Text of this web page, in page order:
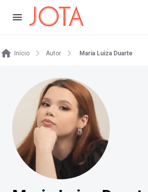
Início Autor Maria Luiza Duarte